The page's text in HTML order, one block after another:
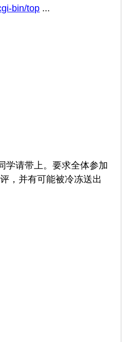
bin/top ...
学请带上。要求全体参加
，并有可能被冷冻送出